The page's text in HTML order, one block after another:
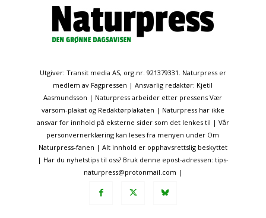
Utgiver: Transit media AS, org.nr. 921379331. Naturpress er
medlem av Fagpressen | Ansvarlig redaktør: Kjetil
Aasmundsson | Naturpress arbeider etter pressens Vær
varsom-plakat og Redaktørplakaten | Naturpress har ikke
ansvar for innhold på eksterne sider som det lenkes til | Vår
personvernerklæring kan leses fra menyen under Om
Naturpress-fanen | Alt innhold er opphavsrettslig beskyttet
| Har du nyhetstips til oss? Bruk denne epost-adressen: tips-
naturpress@protonmail.com |